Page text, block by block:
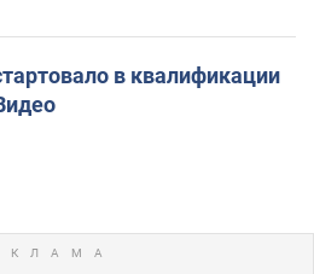
в квалификации